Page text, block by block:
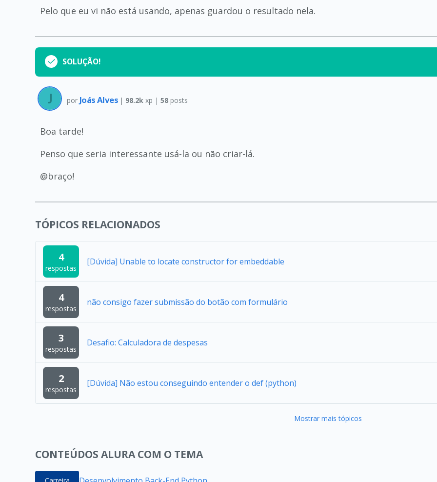
Pelo que eu vi não está usando, apenas guardou o resultado nela.
SOLUÇÃO!
por Joás Alves | 98.2k xp |58 posts
Boa tarde!
Penso que seria interessante usá-la ou não criar-lá.
@braço!
TÓPICOS RELACIONADOS
4
respostas
[Dúvida] Unable to locate constructor for embeddable
4
respostas
não consigo fazer submissão do botão com formulário
3
respostas
Desafio: Calculadora de despesas
2
respostas
[Dúvida] Não estou conseguindo entender o def (python)
Mostrar mais tópicos
CONTEÚDOS ALURA COM O TEMA